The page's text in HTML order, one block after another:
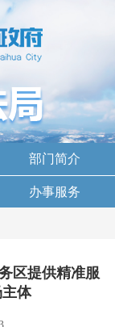
部门简介
办事服务
区提供精准服
体